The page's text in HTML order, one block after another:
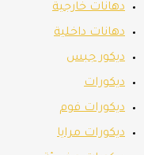
دهانات خارجية
دهانات داخلية
ديكور جبس
ديكورات
ديكورات فوم
ديكورات مرايا